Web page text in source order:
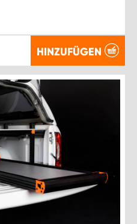
HINZUFÜGEN